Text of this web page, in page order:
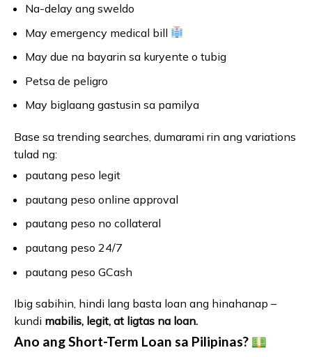
Na-delay ang sweldo
May emergency medical bill
May due na bayarin sa kuryente o tubig
Petsa de peligro
May biglaang gastusin sa pamilya
Base sa trending searches, dumarami rin ang variations
tulad ng:
pautang peso legit
pautang peso online approval
pautang peso no collateral
pautang peso 24/7
pautang peso GCash
Ibig sabihin, hindi lang basta loan ang hinahanap –
kundi mabilis, legit, at ligtas na loan.
Ano ang Short-Term Loan sa Pilipinas?